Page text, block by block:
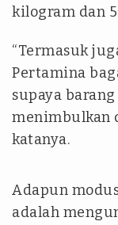
kilogram dan
“Termasuk
Pertamina
supaya
menimbulkan
katanya.
Adapun
adalah